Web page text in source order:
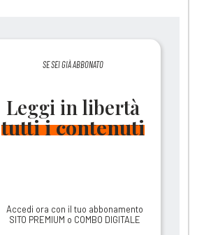
SE SEI GIÀ ABBONATO
Leggi in libertà
tutti i contenuti
Accedi ora con il tuo abbonamento
SITO PREMIUM o COMBO DIGITALE